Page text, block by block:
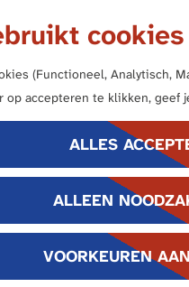
cookies
(Functioneel, Analytisch,
accepteren te klikken, geef
ALLES
ALLEEN
VOORKEUREN
Tom
en